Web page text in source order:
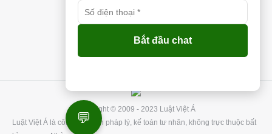
Copyright © 2009 - 2023 Luật Việt Á
Luật Việt Á là công ty tư vấn pháp lý, kế toán tư nhân, không trực thuộc bất
Bắt đầu chat
💬